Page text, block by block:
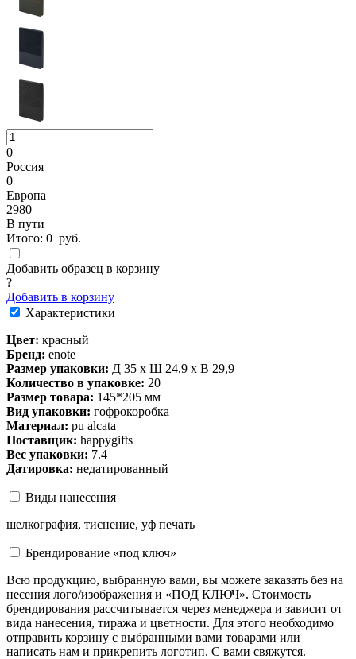
0
Россия
0
Европа
2980
В пути
Итого: 0 руб.
Добавить образец в корзину
?
Добавить в корзину
Характеристики
Цвет: красный
Бренд: enote
Размер упаковки: Д 35 x Ш 24,9 x В 29,9
Количество в упаковке: 20
Размер товара: 145*205 мм
Вид упаковки: гофрокоробка
Материал: pu alcata
Поставщик: happygifts
Вес упаковки: 7.4
Датировка: недатированный
Виды нанесения
шелкография, тиснение, уф печать
Брендирование «под ключ»
Всю продукцию, выбранную вами, вы можете заказать без на
несения лого/изображения и «ПОД КЛЮЧ». Стоимость
брендирования рассчитывается через менеджера и зависит от
вида нанесения, тиража и цветности. Для этого необходимо
отправить корзину с выбранными вами товарами или
написать нам и прикрепить логотип. С вами свяжутся.